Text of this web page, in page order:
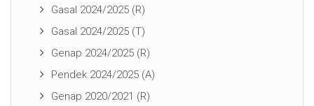
Gasal 2024/2025 (R)
Gasal 2024/2025 (T)
Genap 2024/2025 (R)
Pendek 2024/2025 (A)
Genap 2020/2021 (R)